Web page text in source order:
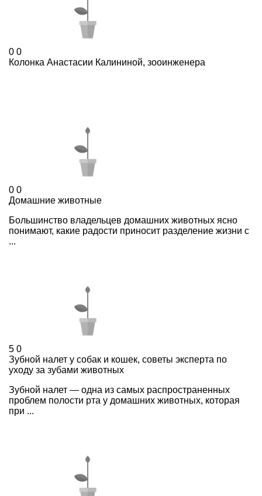
0 0
Колонка Анастасии Калининой, зооинженера
0 0
Домашние животные
Большинство владельцев домашних животных ясно
понимают, какие радости приносит разделение жизни с
...
5 0
Зубной налет у собак и кошек, советы эксперта по
уходу за зубами животных
Зубной налет — одна из самых распространенных
проблем полости рта у домашних животных, которая
при ...